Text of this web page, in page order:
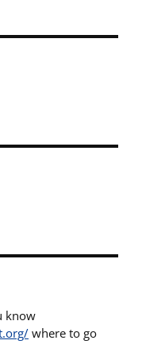
know
where to go